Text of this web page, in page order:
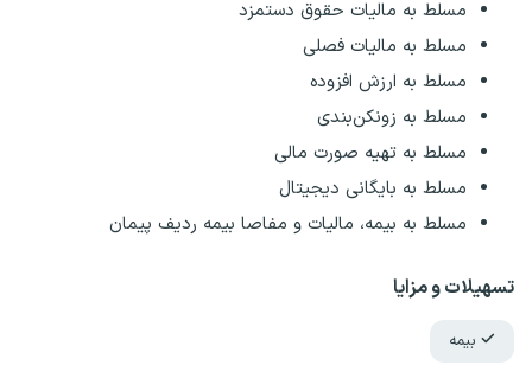
مسلط به مالیات حقوق دستمزد
مسلط به مالیات فصلی
مسلط به ارزش افزوده
مسلط به زونکن‌بندی
مسلط به تهیه صورت مالی
مسلط به بایگانی دیجیتال
مسلط به بیمه، مالیات و مفاصا بیمه ردیف پیمان
تسهیلات و مزایا
بیمه